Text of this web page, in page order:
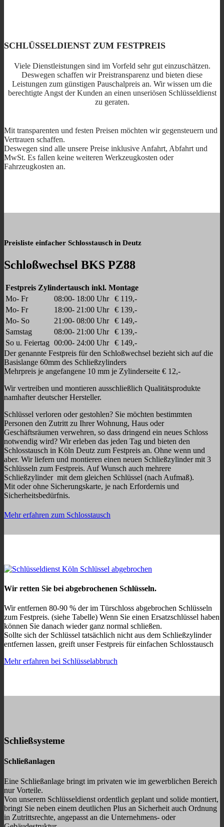
SCHLÜSSELDIENST ZUM FESTPREIS
Viele Dienstleistungen sind im Vorfeld sehr gut einzuschätzen.
Deswegen schaffen wir Preistransparenz und bieten diese
Leistungen zum günstigen Pauschalpreis an. Wir wissen um die
berechtigte Angst der Kunden an einen unseriösen Schlüsseldienst
zu geraten.
Mit transparenten und festen Preisen möchten wir gegensteuern und
Vertrauen schaffen.
Deswegen sind alle unsere Preise inklusive Anfahrt, Abfahrt und
MwSt. Es fallen keine weiteren Werkzeugkosten oder
Fahrzeugkosten an.
Preisliste einfacher Schlosstausch in Deutz
Schloßwechsel BKS PZ88
Festpreis Zylindertausch inkl. Montage
Mo- Fr
08:00- 18:00 Uhr
€ 119,-
Mo- Fr
18:00- 21:00 Uhr
€ 139,-
Mo- So
21:00- 08:00 Uhr
€ 149,-
Samstag
08:00- 21:00 Uhr
€ 139,-
So u. Feiertag 00:00- 24:00 Uhr
€ 149,-
Der genannte Festpreis für den Schloßwechsel bezieht sich auf die
Basislange 60mm des Schließzylinders
Mehrpreis je angefangene 10 mm je Zylinderseite € 12,-
Wir vertreiben und montieren ausschließlich Qualitätsprodukte
namhafter deutscher Hersteller.
Schlüssel verloren oder gestohlen? Sie möchten bestimmten
Personen den Zutritt zu Ihrer Wohnung, Haus oder
Geschäftsräumen verwehren, so dass dringend ein neues Schloss
notwendig wird? Wir erleben das jeden Tag und bieten den
Schlosstausch in Köln Deutz zum Festpreis an. Ohne wenn und
aber. Wir liefern und montieren einen neuen Schließzylinder mit 3
Schlüsseln zum Festpreis. Auf Wunsch auch mehrere
Schließzylinder mit dem gleichen Schlüssel (nach Aufmaß).
Mit oder ohne Sicherungskarte, je nach Erfordernis und
Sicherheitsbedürfnis.
Mehr erfahren zum Schlosstausch
Wir retten Sie bei abgebrochenen Schlüsseln.
Wir entfernen 80-90 % der im Türschloss abgebrochen Schlüsseln
zum Festpreis. (siehe Tabelle) Wenn Sie einen Ersatzschlüssel haben
können Sie danach wieder ganz normal schließen.
Sollte sich der Schlüssel tatsächlich nicht aus dem Schließzylinder
entfernen lassen, greift unser Festpreis für einfachen Schlosstausch
Mehr erfahren bei Schlüsselabbruch
Schließsysteme
Schließanlagen
Eine Schließanlage bringt im privaten wie im gewerblichen Bereich
nur Vorteile.
Von unserem Schlüsseldienst ordentlich geplant und solide montiert,
bringt Sie neben einem deutlichen Plus an Sicherheit auch Ordnung
in Zutrittsrechte, angepasst an die Unternehmens- oder